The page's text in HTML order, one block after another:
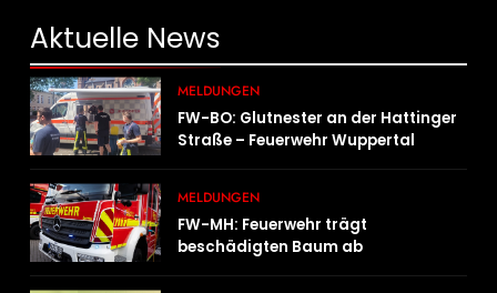
Aktuelle News
MELDUNGEN
FW-BO: Glutnester an der Hattinger
Straße – Feuerwehr Wuppertal
MELDUNGEN
FW-MH: Feuerwehr trägt
beschädigten Baum ab